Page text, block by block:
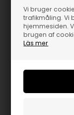
Vi bruger
trafikmåling. Vi
hjemmesiden.
brugen af
Läs mer
149,95